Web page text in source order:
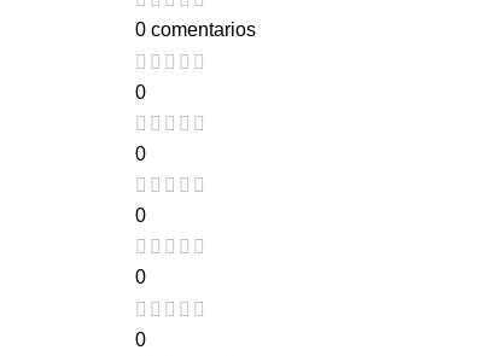
0 comentarios
0
0
0
0
0